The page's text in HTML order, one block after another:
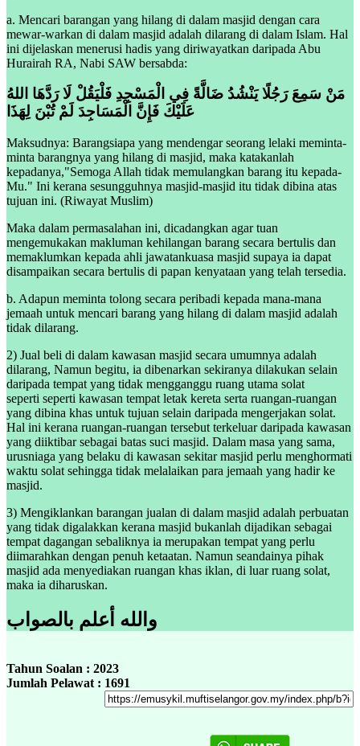
a. Mencari barangan yang hilang di dalam masjid dengan cara
mewar-warkan di dalam masjid adalah dilarang di dalam Islam. Hal
ini dijelaskan menerusi hadis yang diriwayatkan daripada Abu
Hurairah RA, Nabi SAW bersabda:
مَنْ سَمِعَ رَجُلًا يَنْشُدُ ضَالَّةً فِي الْمَسْجِدِ فَلْيَقُلْ لَا رَدَّهَا اللهُ
عَلَيْكَ فَإِنَّ الْمَسَاجِدَ لَمْ تُبْنَ لِهَذَا
Maksudnya: Barangsiapa yang mendengar seorang lelaki meminta-
minta barangnya yang hilang di masjid, maka katakanlah
kepadanya,"Semoga Allah tidak memulangkan barang itu kepada-
Mu." Ini kerana sesungguhnya masjid-masjid itu tidak dibina atas
tujuan ini. (Riwayat Muslim)
Maka dalam permasalahan ini, dicadangkan agar tuan
mengemukakan makluman kehilangan barang secara bertulis dan
memaklumkan kepada ahli jawatankuasa masjid supaya ia dapat
disampaikan secara bertulis di papan kenyataan yang telah tersedia.
b. Adapun meminta tolong secara peribadi kepada mana-mana
jemaah untuk mencari barang yang hilang di dalam masjid adalah
tidak dilarang.
2) Jual beli di dalam kawasan masjid secara umumnya adalah
dilarang, Namun begitu, ia dibenarkan sekiranya dilakukan selain
daripada tempat yang tidak mengganggu ruang utama solat
seperti seperti kawasan tempat letak kereta serta ruangan-ruangan
yang dibina khas untuk tujuan selain daripada mengerjakan solat.
Hal ini kerana ruangan-ruangan tersebut terkeluar daripada kawasan
yang diiktibar sebagai batas suci masjid. Dalam masa yang sama,
urusniaga yang belaku di kawasan sekitar masjid perlu menghormati
waktu solat sehingga tidak melalaikan para jemaah yang hadir ke
masjid.
3) Mengiklankan barangan jualan di dalam masjid adalah perbuatan
yang tidak digalakkan kerana masjid bukanlah dijadikan sebagai
tempat dagangan sebaliknya ia merupakan tempat yang perlu
diimarahkan dengan penuh ketaatan. Namun seandainya pihak
masjid ada menyediakan ruangan khas iklan, di luar ruang solat,
maka ia diharuskan.
والله أعلم بالصواب
Tahun Soalan : 2023
Jumlah Pelawat : 1691